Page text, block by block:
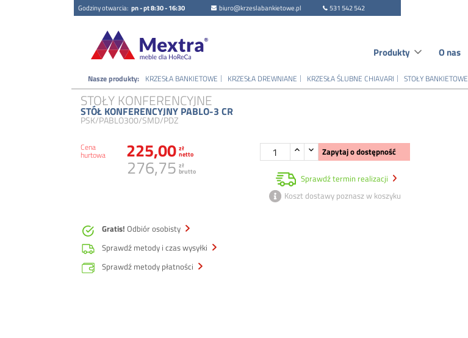
Godziny otwarcia: pn - pt 8:30 - 16:30 biuro@krzeslabankietowe.pl 531 542 542
O nas
Produkty
Nasze produkty: KRZESŁA BANKIETOWE KRZESŁA DREWNIANE KRZESŁA ŚLUBNE CHIAVARI STOŁY BANKIETOWE
STOŁY KONFERENCYJNE
STÓŁ KONFERENCYJNY PABLO-3 CR
PSK/PABLO300/SMD/PDZ
Cena
hurtowa
zł
netto
225,00
zł
brutto
276,75
Zapytaj o dostępność
Sprawdź termin realizacji
Koszt dostawy poznasz w koszyku
Gratis! Odbiór osobisty
Sprawdź metody i czas wysyłki
Sprawdź metody płatności